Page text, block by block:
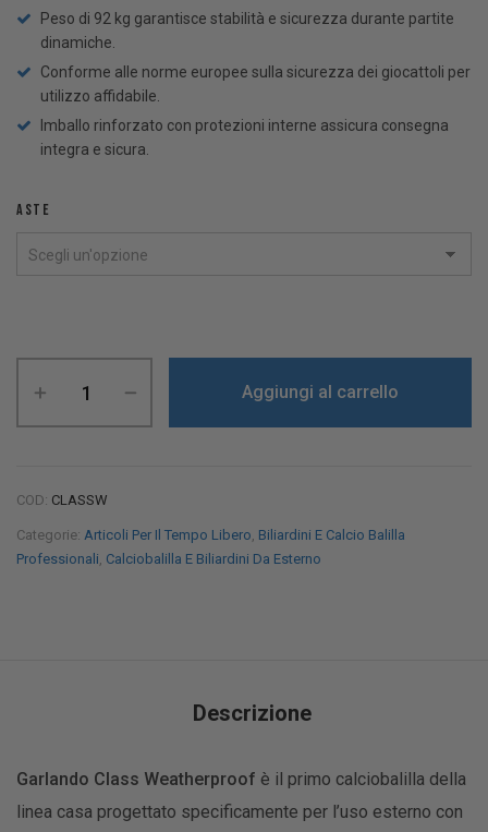
Peso di 92 kg garantisce stabilità e sicurezza durante partite
dinamiche.
Conforme alle norme europee sulla sicurezza dei giocattoli per
utilizzo affidabile.
Imballo rinforzato con protezioni interne assicura consegna
integra e sicura.
ASTE
Aggiungi al carrello
COD: CLASSW
Categorie: Articoli Per Il Tempo Libero, Biliardini E Calcio Balilla
Professionali, Calciobalilla E Biliardini Da Esterno
Descrizione
Garlando Class Weatherproof è il primo calciobalilla della
linea casa progettato specificamente per l’uso esterno con